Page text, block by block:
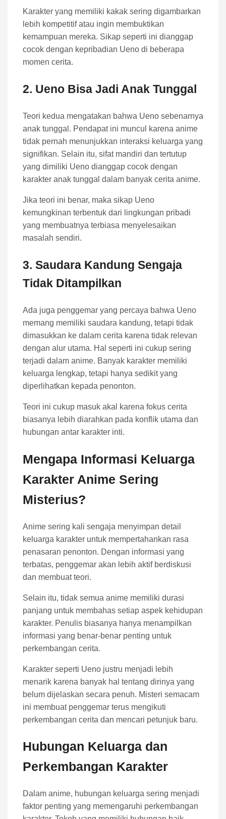
Karakter yang memiliki kakak sering digambarkan
lebih kompetitif atau ingin membuktikan
kemampuan mereka. Sikap seperti ini dianggap
cocok dengan kepribadian Ueno di beberapa
momen cerita.
2. Ueno Bisa Jadi Anak Tunggal
Teori kedua mengatakan bahwa Ueno sebenarnya
anak tunggal. Pendapat ini muncul karena anime
tidak pernah menunjukkan interaksi keluarga yang
signifikan. Selain itu, sifat mandiri dan tertutup
yang dimiliki Ueno dianggap cocok dengan
karakter anak tunggal dalam banyak cerita anime.
Jika teori ini benar, maka sikap Ueno
kemungkinan terbentuk dari lingkungan pribadi
yang membuatnya terbiasa menyelesaikan
masalah sendiri.
3. Saudara Kandung Sengaja
Tidak Ditampilkan
Ada juga penggemar yang percaya bahwa Ueno
memang memiliki saudara kandung, tetapi tidak
dimasukkan ke dalam cerita karena tidak relevan
dengan alur utama. Hal seperti ini cukup sering
terjadi dalam anime. Banyak karakter memiliki
keluarga lengkap, tetapi hanya sedikit yang
diperlihatkan kepada penonton.
Teori ini cukup masuk akal karena fokus cerita
biasanya lebih diarahkan pada konflik utama dan
hubungan antar karakter inti.
Mengapa Informasi Keluarga
Karakter Anime Sering
Misterius?
Anime sering kali sengaja menyimpan detail
keluarga karakter untuk mempertahankan rasa
penasaran penonton. Dengan informasi yang
terbatas, penggemar akan lebih aktif berdiskusi
dan membuat teori.
Selain itu, tidak semua anime memiliki durasi
panjang untuk membahas setiap aspek kehidupan
karakter. Penulis biasanya hanya menampilkan
informasi yang benar-benar penting untuk
perkembangan cerita.
Karakter seperti Ueno justru menjadi lebih
menarik karena banyak hal tentang dirinya yang
belum dijelaskan secara penuh. Misteri semacam
ini membuat penggemar terus mengikuti
perkembangan cerita dan mencari petunjuk baru.
Hubungan Keluarga dan
Perkembangan Karakter
Dalam anime, hubungan keluarga sering menjadi
faktor penting yang memengaruhi perkembangan